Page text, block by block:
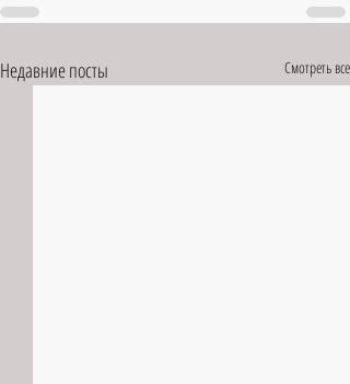
Недавние посты Смотреть все